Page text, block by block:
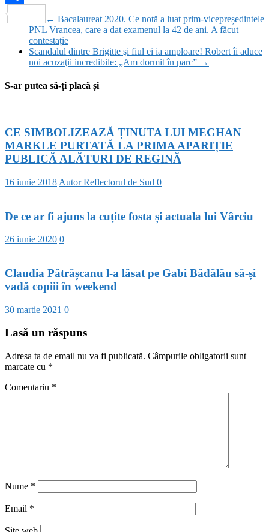
Partajează
← Bacalaureat 2020. Ce notă a luat prim-vicepreședintele
PNL Vrancea, care a dat examenul la 42 de ani. A făcut
contestație
Scandalul dintre Brigitte şi fiul ei ia amploare! Robert îi aduce
noi acuzaţii incredibile: „Am dormit în parc” →
S-ar putea să-ți placă și
CE SIMBOLIZEAZĂ ȚINUTA LUI MEGHAN
MARKLE PURTATĂ LA PRIMA APARIȚIE
PUBLICĂ ALĂTURI DE REGINĂ
16 iunie 2018 Autor Reflectorul de Sud 0
De ce ar fi ajuns la cuțite fosta și actuala lui Vârciu
26 iunie 2020 0
Claudia Pătrășcanu l-a lăsat pe Gabi Bădălău să-și
vadă copiii în weekend
30 martie 2021 0
Lasă un răspuns
Adresa ta de email nu va fi publicată. Câmpurile obligatorii sunt
marcate cu *
Comentariu *
Nume *
Email *